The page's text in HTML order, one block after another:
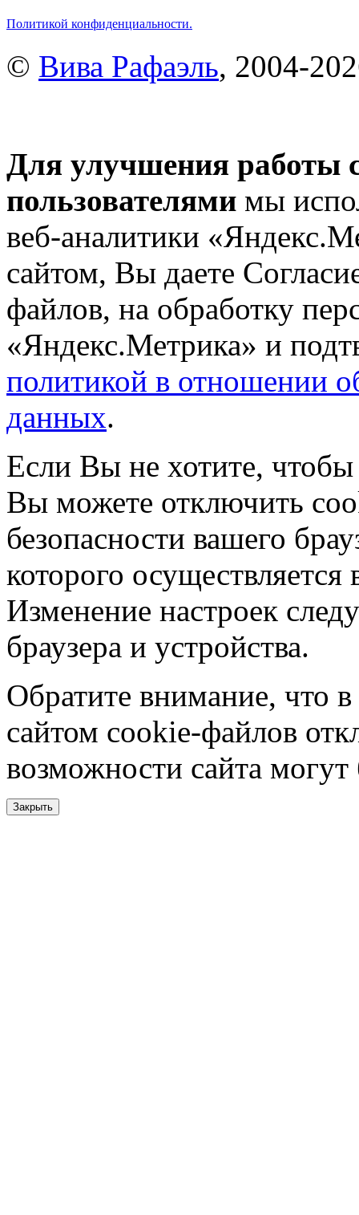
Политикой конфиденциальности.
© Вива Рафаэль, 2004-
Для улучшения работы
пользователями мы
веб-аналитики
сайтом, Вы даете
файлов, на обработку
«Яндекс.Метрика» и
политикой в отношении
данных.
Если Вы не хотите,
Вы можете отключить
безопасности вашего
которого
Изменение настроек
браузера и устройства.
Обратите внимание, что в
сайтом cookie-файлов
возможности сайта
Закрыть